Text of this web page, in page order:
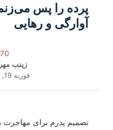
آوارگی و رهایی
70
زینب مهرنوش
فوریه 19, 2026
تصمیم پدرم برای مهاجرت